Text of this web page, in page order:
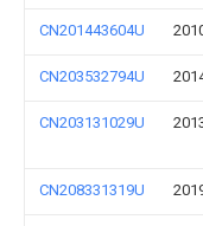
CN201443604U
CN203532794U
CN203131029U
CN208331319U